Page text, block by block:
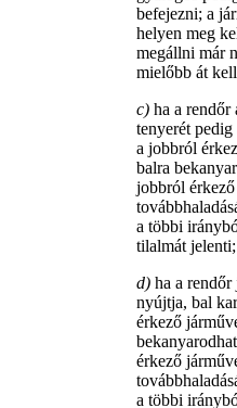
befejezni; a
helyen meg
megállni már
mielőbb át
c) ha a rendőr
tenyerét
a jobbról
balra
jobbról
a többi
tilalmát jelenti;
d) ha a rendőr
nyújtja, bal
érkező
érkező
a többi